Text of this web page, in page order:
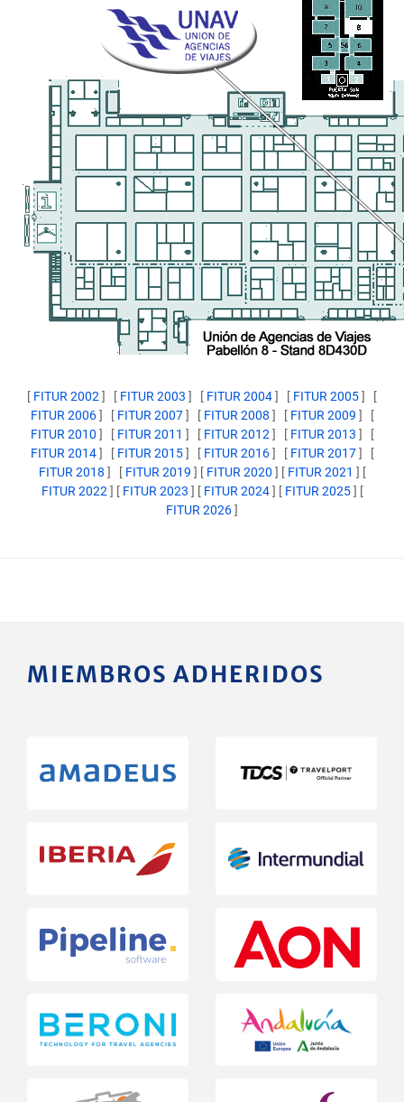
[ FITUR 2002 ] [ FITUR 2003 ] [ FITUR 2004] [ FITUR 2005]
[
FITUR 2006] [ FITUR 2007] [ FITUR 2008 ] [ FITUR 2009 ]
[
FITUR 2010 ] [ FITUR 2011 ] [ FITUR 2012 ] [ FITUR 2013 ]
[
FITUR 2014] [ FITUR 2015] [ FITUR 2016] [ FITUR 2017]
[
FITUR 2018 ] [ FITUR 2019 ] [ FITUR 2020 ] [ FITUR 2021 ] [
FITUR 2022 ] [ FITUR 2023 ] [ FITUR 2024] [ FITUR 2025] [
FITUR 2026]
MIEMBROS ADHERIDOS